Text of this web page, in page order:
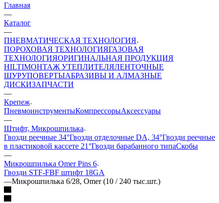
Главная
—
Каталог
—
ПНЕВМАТИЧЕСКАЯ ТЕХНОЛОГИЯ
ПОРОХОВАЯ ТЕХНОЛОГИЯГАЗОВАЯ
ТЕХНОЛОГИЯОРИГИНАЛЬНАЯ ПРОДУКЦИЯ
HILTIМОНТАЖ УТЕПЛИТЕЛЯЛЕНТОЧНЫЕ
ШУРУПОВЕРТЫАБРАЗИВЫ И АЛМАЗНЫЕ
ДИСКИЗАПЧАСТИ
—
Крепеж
ПневмоинструментыКомпрессорыАксессуары
—
Штифт, Микрошпилька
Гвозди реечные 34°Гвозди отделочные DA, 34°Гвозди реечные
в пластиковой кассете 21°Гвозди барабанного типаСкобы
—
Микрошпилька Omer Pins 6
Гвозди STF-FBF штифт 18GA
—Микрошпилька 6/28, Omer (10 / 240 тыс.шт.)